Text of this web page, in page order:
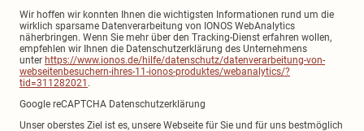
Wir hoffen wir konnten Ihnen die wichtigsten Informationen rund um die
wirklich sparsame Datenverarbeitung von IONOS WebAnalytics
näherbringen. Wenn Sie mehr über den Tracking-Dienst erfahren wollen,
empfehlen wir Ihnen die Datenschutzerklärung des Unternehmens
unter https://www.ionos.de/hilfe/datenschutz/datenverarbeitung-von-
webseitenbesuchern-ihres-11-ionos-produktes/webanalytics/?
tid=311282021 .
Google reCAPTCHA Datenschutzerklärung
Unser oberstes Ziel ist es, unsere Webseite für Sie und für uns bestmöglich